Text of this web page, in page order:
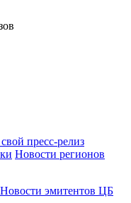
пресс-релиз
Новости регионов
эмитентов ЦБ